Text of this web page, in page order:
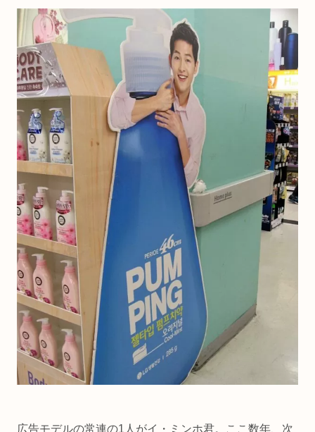
広告モデルの常連の1人がイ・ミンホ君。ここ数年、次